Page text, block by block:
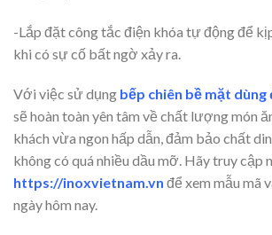
-Lắp đặt công tắc điện khóa tự động để
khi có sự cố bất ngờ xảy ra.
Với việc sử dụng bếp chiên bề mặt dùng
sẽ hoàn toàn yên tâm về chất lượng món
khách vừa ngon hấp dẫn, đảm bảo chất
không có quá nhiều dầu mỡ. Hãy truy cập
https://inoxvietnam.vn để xem mẫu mã
ngày hôm nay.